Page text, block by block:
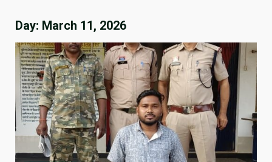
Day: March 11, 2026